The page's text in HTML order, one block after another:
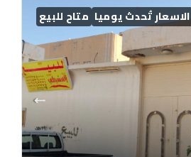
الاسعار تُحدث يوميا متاح للبيع